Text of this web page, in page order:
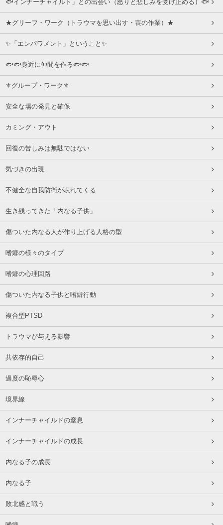
🐟インナーチャイルド」との出会い（怒りと悲しみを受け止める）🐟
★グリーフ・ワーク（トラウマを思い出す・喪の作業）★
✨「エンパワメント」ということ✨
🐟🐟身近に仲間を作る🐟🐟
⚜グループ・ワーク⚜
安全な場の発見と確保
カミング・アウト
回復の苦しみは無駄ではない
気づきの出現
不健全な自我防衛が表れてくる
生き残ってきた「内なる子供」
傷ついた内なる人が作り上げる人格の型
嗜癖の様々のタイプ
嗜癖の心理回路
傷ついた内なる子供と嗜癖行動
複合型PTSD
トラウマが与える影響
共依存的自己
過度の恥辱心
境界線
インナーチャイルドの窒息
インナーチャイルドの成長
内なる子の成長
内なる子
敗北感と戦う